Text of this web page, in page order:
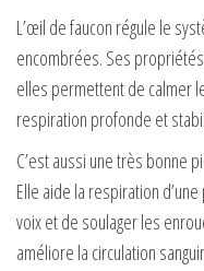
L’œil de faucon régule le
encombrées. Ses
elles permettent de calmer
respiration profonde et
C’est aussi une très bonne
Elle aide la respiration
voix et de soulager les
améliore la circulation